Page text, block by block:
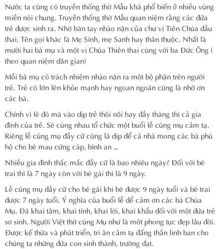
Nước ta cũng có truyền thống thờ Mẫu khá phổ biến ở nhiều vùng
miền nói chung. Truyền thống thờ Mẫu quan niệm rằng các đứa
trẻ được sinh ra. Nhờ bàn tay nhào nặn của chư vị Tiên Chúa đầu
thai. Tên gọi khác là Mẹ Sinh, mẹ Sanh hay thân thuộc. Nhất là
mười hai bà mụ và một vị Chúa Thiên thai cùng với ba Đức Ông (
theo quan niệm dân gian)
Mỗi bà mụ có trách nhiệm nhào nặn ra một bộ phận trên người
trẻ. Trẻ có lớn lên khỏe mạnh hay ngoan ngoãn cũng là nhờ ơn
các bà.
Chính vì lẽ đó mà vào dịp trẻ thôi nôi hay đầy tháng thì cả gia
đình của trẻ. Sẽ cùng nhau tổ chức một buổi lễ cúng mụ cảm tạ.
Riêng lễ cúng mụ đầy cữ cũng là dịp để cả nhà mong các bà phù
hộ cho bé mau cứng cáp, bình an …
Nhiều gia đình thắc mắc đầy cữ là bao nhiêu ngày? Đối với bé
trai thì là 7 ngày còn với bé gái thì là 9 ngày.
Lễ cúng mụ đầy cữ cho bé gái khi bé được 9 ngày tuổi và bé trai
được 7 ngày tuổi. Ý nghĩa của buổi lễ để cảm ơn các bà Chúa
Mụ. Đã khai tâm, khai tính, khai lời, khai khẩu đối với một đứa trẻ
sơ sinh. Người Việt thờ cúng Mụ như là môt phong tục đẹp lâu đời.
Được kế thừa và phát triển, tri ân cảm tạ đấng thần linh ban cho
chúng ta những đứa con sinh thành, trường đạt.